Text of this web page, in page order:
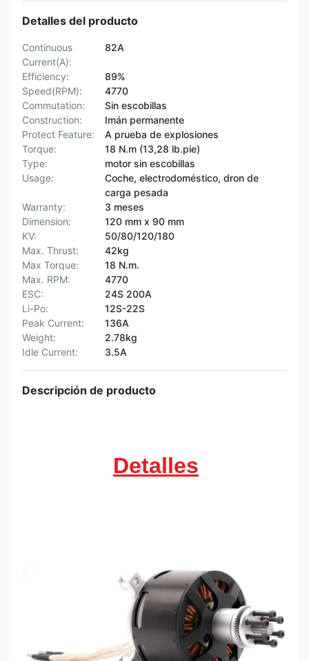
Detalles del producto
Continuous
Current(A):
82A
Efficiency:
89%
Speed(RPM):
4770
Commutation:
Sin escobillas
Construction:
Imán permanente
Protect Feature:
A prueba de explosiones
Torque:
18 N.m (13,28 lb.pie)
Type:
motor sin escobillas
Usage:
Coche, electrodoméstico, dron de
carga pesada
Warranty:
3 meses
Dimension:
120 mm x 90 mm
KV:
50/80/120/180
Max. Thrust:
42kg
Max Torque:
18 N.m.
Max. RPM:
4770
ESC:
24S 200A
Li-Po:
12S-22S
Peak Current:
136A
Weight:
2.78kg
Idle Current:
3.5A
Descripción de producto
Detalles